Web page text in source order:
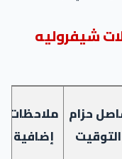
شيفروليه
حزام
التوقيت
ملاحظات
إضافية